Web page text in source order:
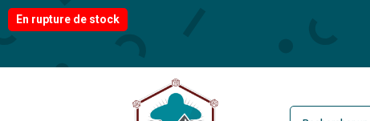
En rupture de stock